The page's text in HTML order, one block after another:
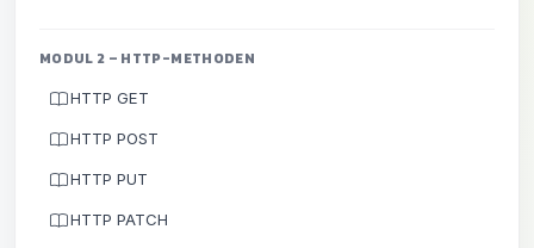
MODUL 2 – HTTP-METHODEN
HTTP GET
HTTP POST
HTTP PUT
HTTP PATCH